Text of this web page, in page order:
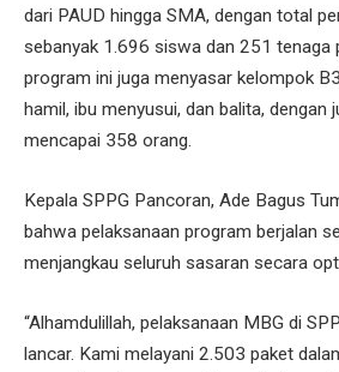
dari PAUD hingga SMA, dengan total
sebanyak 1.696 siswa dan 251 tenaga
program ini juga menyasar kelompok
hamil, ibu menyusui, dan balita, dengan
mencapai 358 orang.
Kepala SPPG Pancoran, Ade Bagus
bahwa pelaksanaan program berjalan
menjangkau seluruh sasaran secara
“Alhamdulillah, pelaksanaan MBG di
lancar. Kami melayani 2.503 paket